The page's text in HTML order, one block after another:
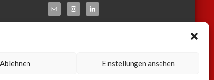
Ablehnen Einstellungen ansehen
Cookie Richtlinie EU